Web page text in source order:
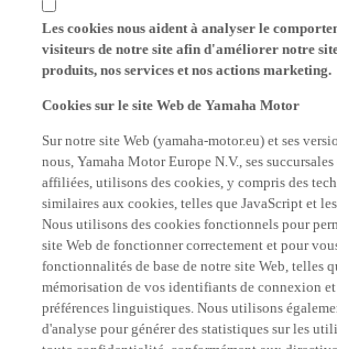
Les cookies nous aident à analyser le
visiteurs de notre site afin d'améliorer notre site
produits, nos services et nos actions marketing.
nous, Yamaha Motor Europe N.V., ses succursales
affiliées, utilisons des cookies, y compris des
similaires aux cookies, telles que JavaScript et les
Nous utilisons des cookies fonctionnels pour
site Web de fonctionner correctement et pour
fonctionnalités de base de notre site Web, telles
mémorisation de vos identifiants de connexion et
préférences linguistiques. Nous utilisons
d'analyse pour générer des statistiques sur les
toute confidentialité, conformément aux